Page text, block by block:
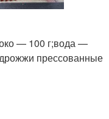
— 100 г;вода —
прессованные